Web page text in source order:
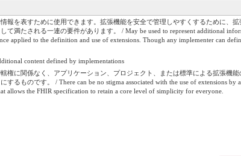
報を表すために使用できます。拡張機能を安全で管理しやすくするために、
満たされる一連の要件があります。 / May be used to represent additional
applied to the definition and use of extensions. Though any implementer can
content defined by implementations
権に関係なく、アプリケーション、プロジェクト、または標準による拡張機
るものです。 / There can be no stigma associated with the use of extensions
allows the FHIR specification to retain a core level of simplicity for everyone.